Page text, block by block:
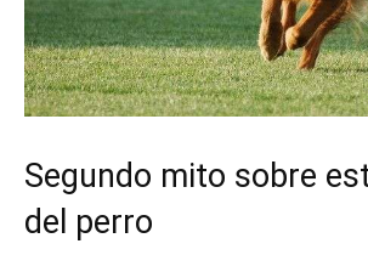
Segundo mito sobre
del perro